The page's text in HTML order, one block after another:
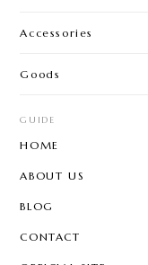
Accessories
Goods
GUIDE
HOME
ABOUT US
BLOG
CONTACT